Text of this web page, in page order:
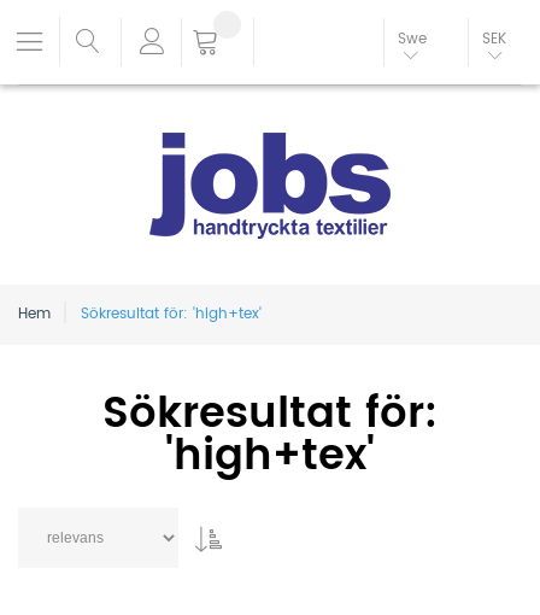
Swe SEK
Hem Sökresultat för: 'high+tex'
Sökresultat för:
'high+tex'